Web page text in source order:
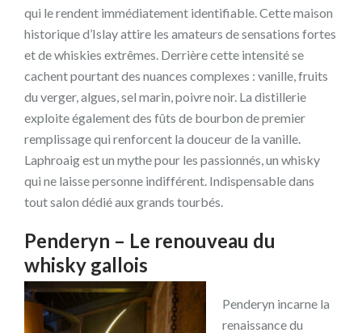
qui le rendent immédiatement identifiable. Cette maison
historique d’Islay attire les amateurs de sensations fortes
et de whiskies extrêmes. Derrière cette intensité se
cachent pourtant des nuances complexes : vanille, fruits
du verger, algues, sel marin, poivre noir. La distillerie
exploite également des fûts de bourbon de premier
remplissage qui renforcent la douceur de la vanille.
Laphroaig est un mythe pour les passionnés, un whisky
qui ne laisse personne indifférent. Indispensable dans
tout salon dédié aux grands tourbés.
Penderyn – Le renouveau du
whisky gallois
Penderyn incarne la
renaissance du